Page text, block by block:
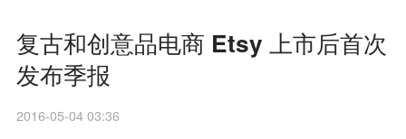
复古和创意品电商 Etsy 上市后首次
发布季报
2016-05-04 03:36